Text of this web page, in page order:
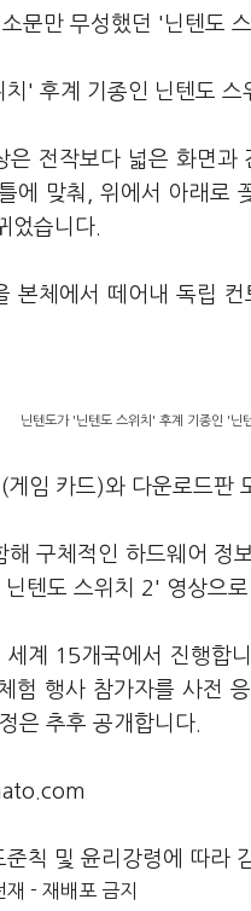
문만 무성했던 '닌텐도
' 후계 기종인 닌텐도
은 전작보다 넓은 화면
에 맞춰, 위에서 아래로
었습니다.
본체에서 떼어내 독립
닌텐도가 '닌텐도 스위치' 후계 기종인 '
임 카드)와 다운로드판
해 구체적인 하드웨어 정
텐도 스위치 2' 영상으로
계 15개국에서 진행합
험 행사 참가자를 사전
은 추후 공개합니다.
칙 및 윤리강령에 따라
- 재배포 금지